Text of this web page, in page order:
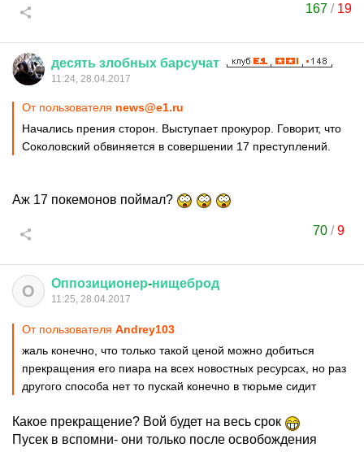
167 / 19
десять злобных барсучат
11:24, 28.04.2017
От пользователя news@e1.ru
Начались прения сторон. Выступает прокурор. Говорит, что
Соколовский обвиняется в совершении 17 преступлений.
Аж 17 покемонов поймал?
70 /9
О Оппозиционер-нищеброд
11:25, 28.04.2017
От пользователя Andrey103
жаль конечно, что только такой ценой можно добиться
прекращения его пиара на всех новостных ресурсах, но раз
другого способа нет то пускай конечно в тюрьме сидит
Какое прекращение? Вой будет на весь срок
Пусек в вспомни- они только после освобождения